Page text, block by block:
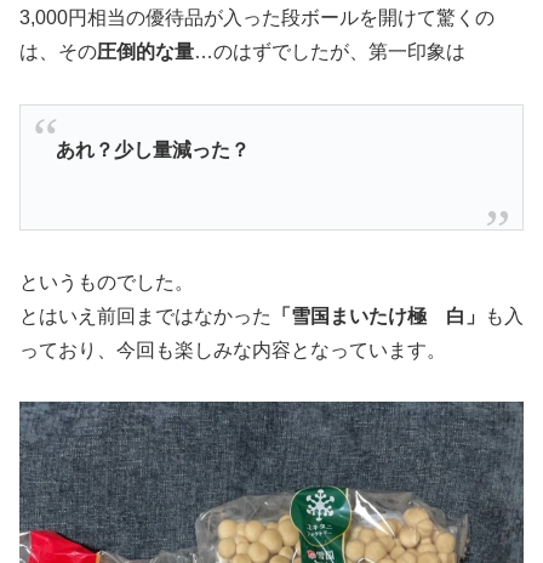
3,000円相当の優待品が入った段ボールを開けて驚くの
は、その圧倒的な量…のはずでしたが、第一印象は
あれ？少し量減った？
というものでした。
とはいえ前回まではなかった
「雪国まいたけ極 白」
も入
っており、今回も楽しみな内容となっています。